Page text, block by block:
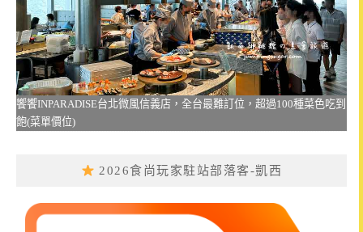
饗饗INPARADISE台北微風信義店，全台最難訂位，超過100種菜色吃到
飽(菜單價位)
2026食尚玩家駐站部落客-凱西